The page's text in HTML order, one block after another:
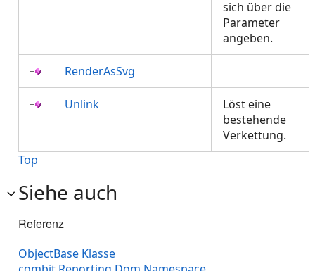
sich über die
Parameter
angeben.
RenderAsSvg
Unlink
Löst eine
bestehende
Verkettung.
Top
Siehe auch
Referenz
ObjectBase Klasse